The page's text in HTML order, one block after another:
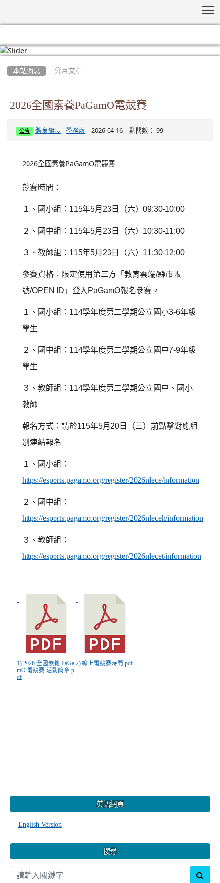
本站消息 分月文章
2026全國素養PaGamO電競賽
公告 體育組長 -學務處 | 2026-04-16 | 點閱數： 99
2026全國素養PaGamO電競賽
競賽時間：
１、國小組： 115年5月 23 日（六） 09:30-10:00
２、國中組： 115年5月 23 日（六） 10:30-11:00
３、教師組： 115年5月 23 日（六） 11:30-12:00
參賽資格：限定使用第三方「教育雲端/縣市帳
號/OPEN ID 」登入 PaGamO報名參賽。
１、國小組： 114學年度第二學期公立國小3-6年級
學生
２、國中組： 114學年度第二學期公立國中7-9年級
學生
３、教師組： 114學年度第二學期公立國中、國小
教師
報名方式：請於115年5月 20 日（三）前點擊對應組
別連結報名
１、國小組：
https://esports.pagamo.org/register/2026nlece/information
２、國中組：
https://esports.pagamo.org/register/2026nleceh/information
３、教師組：
https://esports.pagamo.org/register/2026nlecet/information
1) 2026 全國素養 PaGa
mO 電競賽 活動簡章.p
df
2) 線上電競賽時間.pdf
英語網頁
English Version
搜尋